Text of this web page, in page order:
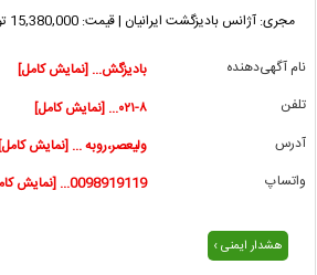
مجری: آژانس بادیزگشت ایرانیان | قیمت: 15,380,000 تومان
نام آگهی‌دهنده
بادیزگش... [نمایش کامل]
تلفن
۰۲۱-۸... [نمایش کامل]
آدرس
ولیعصر،روبه ... [نمایش کامل]
واتساپ
0098919119... [نمایش کامل]
هشدار ایمنی ›